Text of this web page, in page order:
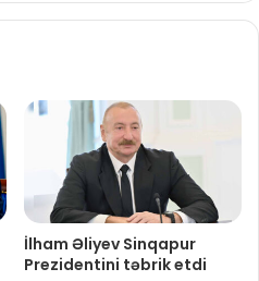
İlham Əliyev Sinqapur
Prezidentini təbrik etdi